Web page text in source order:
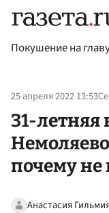
Покушение на
25 апреля 2022 13:53
31-летняя
почему
Анастасия